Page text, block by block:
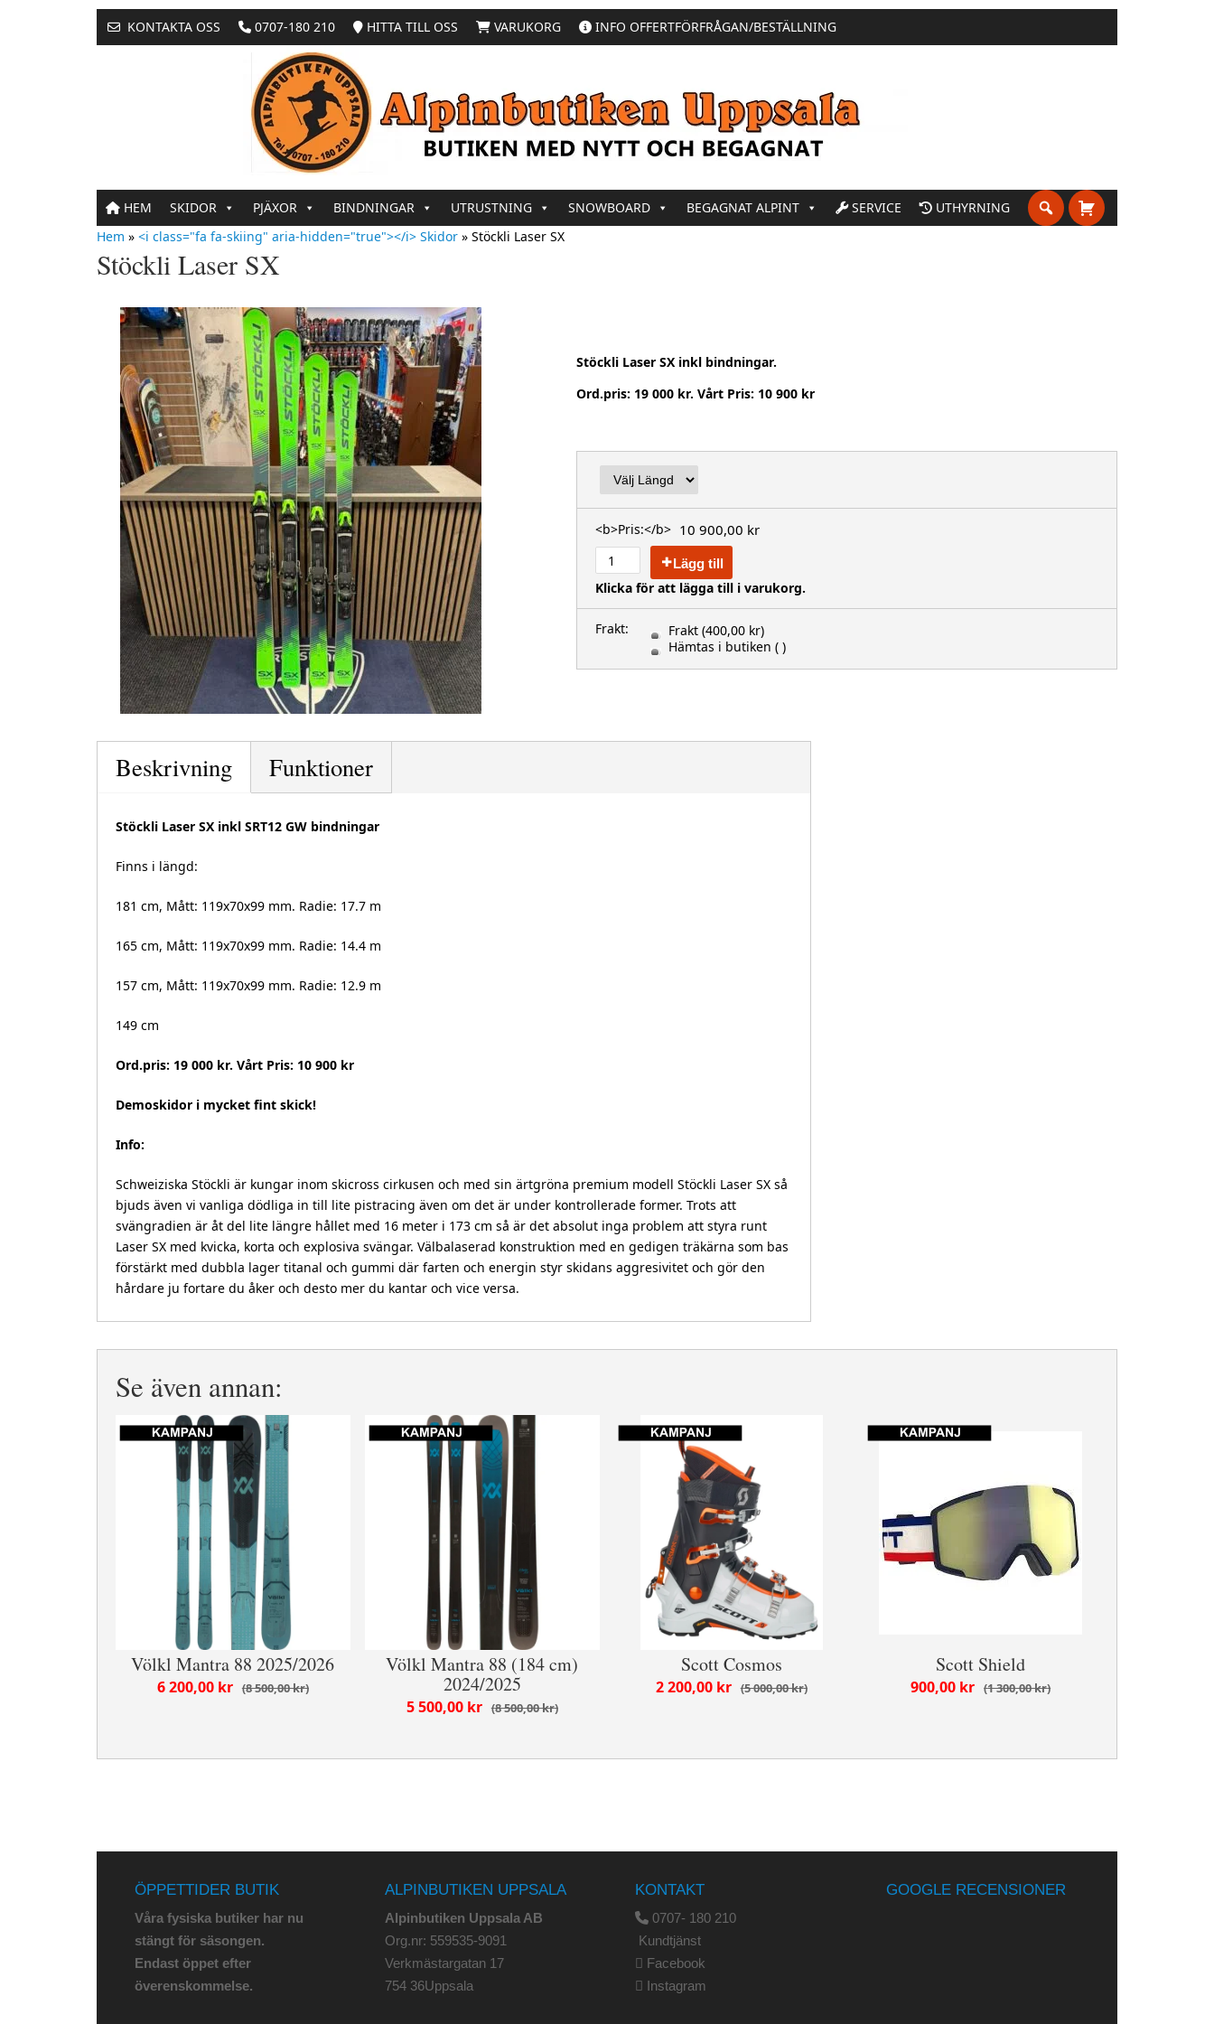
KONTAKTA OSS 0707-180 210 HITTA TILL OSS VARUKORG INFO OFFERTFÖRFRÅGAN/BESTÄLLNING
HEM SKIDOR PJÄXOR BINDNINGAR UTRUSTNING SNOWBOARD BEGAGNAT ALPINT SERVICE
UTHYRNING
Hem » <i class="fa fa-skiing" aria-hidden="true"></i> Skidor » Stöckli Laser SX
Stöckli Laser SX
Stöckli Laser SX inkl bindningar.
Ord.pris: 19 000 kr. Vårt Pris: 10 900 kr
<b>Pris:</b> 10 900,00 kr
Lägg till
Klicka för att lägga till i varukorg.
Frakt: Frakt (400,00 kr)
Hämtas i butiken ( )
Beskrivning Funktioner
Stöckli Laser SX inkl SRT12 GW bindningar
Finns i längd:
181 cm, Mått: 119x70x99 mm. Radie: 17.7 m
165 cm, Mått: 119x70x99 mm. Radie: 14.4 m
157 cm, Mått: 119x70x99 mm. Radie: 12.9 m
149 cm
Ord.pris: 19 000 kr. Vårt Pris: 10 900 kr
Demoskidor i mycket fint skick!
Info:
Schweiziska Stöckli är kungar inom skicross cirkusen och med sin ärtgröna premium modell Stöckli Laser SX så
bjuds även vi vanliga dödliga in till lite pistracing även om det är under kontrollerade former. Trots att
svängradien är åt del lite längre hållet med 16 meter i 173 cm så är det absolut inga problem att styra runt
Laser SX med kvicka, korta och explosiva svängar. Välbalaserad konstruktion med en gedigen träkärna som bas
förstärkt med dubbla lager titanal och gummi där farten och energin styr skidans aggresivitet och gör den
hårdare ju fortare du åker och desto mer du kantar och vice versa.
Se även annan:
Völkl Mantra 88 2025/2026
8 500,00 kr
6 200,00 kr
Völkl Mantra 88 (184 cm)
2024/2025
8 500,00 kr
5 500,00 kr
Scott Cosmos
5 000,00 kr
2 200,00 kr
Scott Shield
1 300,00 kr
900,00 kr
ÖPPETTIDER BUTIK
Våra fysiska butiker har nu
stängt för säsongen.
Endast öppet efter
överenskommelse.
ALPINBUTIKEN UPPSALA
Alpinbutiken Uppsala AB
Org.nr: 559535-9091
Verkmästargatan 17
754 36Uppsala
KONTAKT
0707- 180 210
Kundtjänst
Facebook
Instagram
GOOGLE RECENSIONER